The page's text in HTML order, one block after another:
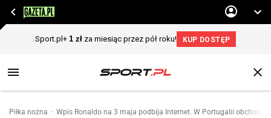
Piłka nożna Wpis Ronaldo na 3 maja podbija Internet. W Portugalii obchodzą